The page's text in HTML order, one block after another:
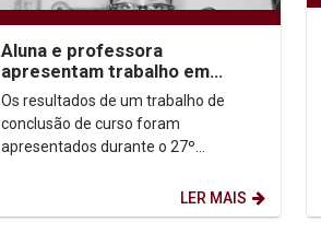
Aluna e professora
apresentam trabalho em
congresso mundial de
arquitetura
Os resultados de um trabalho de
conclusão de curso foram
apresentados durante o 27º
2021), que está acontecendo no Rio...
LER MAIS